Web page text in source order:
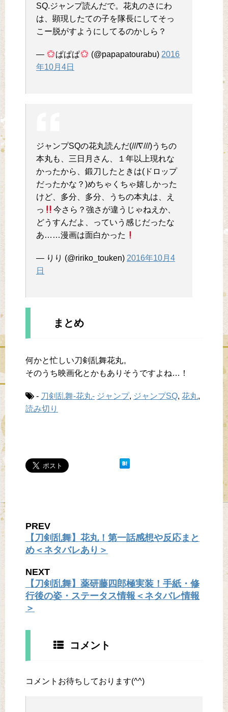
SQ.ジャンプ読んだで。花丸のさにわ
は、顕現したての子を隊長にしてそっ
こー脱がすようにしてるのかしら？
— ぱぱぱ (@papapatourabu) 2016
年10月4日
ジャンプSQの花丸読んだ(///∇///)うちの
本丸も、三日月さん、１年以上現れな
かったから、鍛刀したときは(ドロップ
だったかな？)めちゃくちゃ嬉しかった
けど、多分、多分、うちの本丸は、え
っ
今さら？強さが違うじゃねえか、
どうすんだよ、っていう感じだったな
あ……漫画は面白かった
— りり (@ririko_touken) 2016年10月4
日
まとめ
何かと忙しい刀剣乱舞花丸。
そのうち映画化とかもありそうですよね…！
- 刀剣乱舞-花丸- ジャンプ, ジャンプSQ, 花丸,
読み切り
PREV
【刀剣乱舞】花丸！第一話感想や反応まと
め＜ネタバレあり＞
NEXT
【刀剣乱舞】薬研藤四郎極実装！手紙・修
行後の姿・ステータス情報＜ネタバレ情報
＞
コメント
コメントお待ちしております(^^)